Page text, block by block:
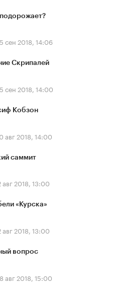
сен 2018, 14:06
Скрипалей
сен 2018, 14:00
Кобзон
авг 2018, 14:00
саммит
авг 2018, 13:00
«Курска»
авг 2018, 13:00
вопрос
авг 2018, 15:00